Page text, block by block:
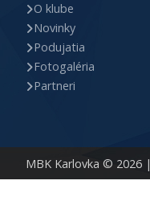
MBK Karlovka © 2026 |
O klube
Novinky
Podujatia
Fotogaléria
Partneri